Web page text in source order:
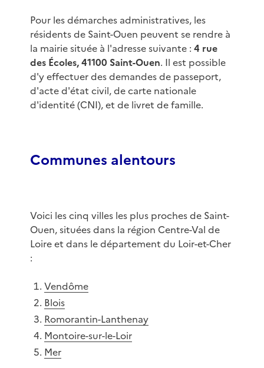
Pour les démarches administratives, les
résidents de Saint-Ouen peuvent se rendre à
la mairie située à l'adresse suivante : 4 rue
des Écoles, 41100 Saint-Ouen. Il est possible
d'y effectuer des demandes de passeport,
d'acte d'état civil, de carte nationale
d'identité (CNI), et de livret de famille.
Communes alentours
Voici les cinq villes les plus proches de Saint-
Ouen, situées dans la région Centre-Val de
Loire et dans le département du Loir-et-Cher
:
Vendôme
Blois
Romorantin-Lanthenay
Montoire-sur-le-Loir
Mer